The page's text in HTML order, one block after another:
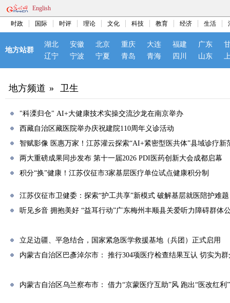
English
时政 国际 时评 理论 文化 科技 教育 经济 生活
地方站群
湖北 安徽 北京 重庆 大连 福建 广东
辽宁
宁波 宁夏 青岛 青海 四川 山东
地方频道 » 卫生
"科溧归仓" AI+大健康技术实操交流沙龙在南京举办
西藏自治区藏医院举办庆祝建院110周年义诊活动
智赋影像 医惠万家！江苏灌云探索“AI+紧密型医共体”县域诊疗新
两大重磅成果同步发布 第十一届2026 PDI医药创新大会成都启幕
积分“换”健康！江苏仪征市3家基层医疗单位试点健康积分制
江苏仪征市卫健委：探索“护工共享”新模式 破解基层就医陪护难题
听见乡音 拥抱美好 “益耳行动”广东梅州丰顺县关爱听力障碍群体
立足边疆、平急结合，国家紧急医学救援基地（兵团）正式启用
内蒙古自治区巴彥淖尔市： 推行304项医疗检查结果互认 切实为群
内蒙古自治区乌兰察布市： 借力“京蒙医疗互助”风 跑出“医改红利